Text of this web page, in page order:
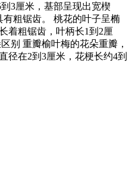
3厘米，基部呈现出宽楔
粗锯齿。 桃花的叶子呈椭
着粗锯齿，叶柄长1到2厘
别 重瓣榆叶梅的花朵重瓣，
径在2到3厘米，花梗长约4到